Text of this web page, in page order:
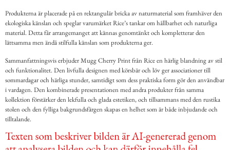
Produkterna är placerade på en rektangulär bricka av naturmaterial som framhäver den
ekologiska känslan och speglar varumärket Rice’s tankar om hållbarhet och naturliga
material. Detta får arrangemanget att kännas genomtänkt och kompletterar den
lättsamma men ändå stilfulla känslan som produkterna ger.
Sammanfattningsvis erbjuder Mugg Cherry Print från Rice en härlig blandning av stil
och funktionalitet. Den livfulla designen med körsbär och löv ger associationer till
sommardagar och härliga stunder, samtidigt som dess praktiska form gör den användbar
i vardagen. Den kombinerade presentationen med andra produkter från samma
kollektion förstärker den lekfulla och glada estetiken, och tillsammans med den rustika
stolen och den fylliga bakgrundsfärgen skapas en helhet som är både inbjudande och
tilltalande.